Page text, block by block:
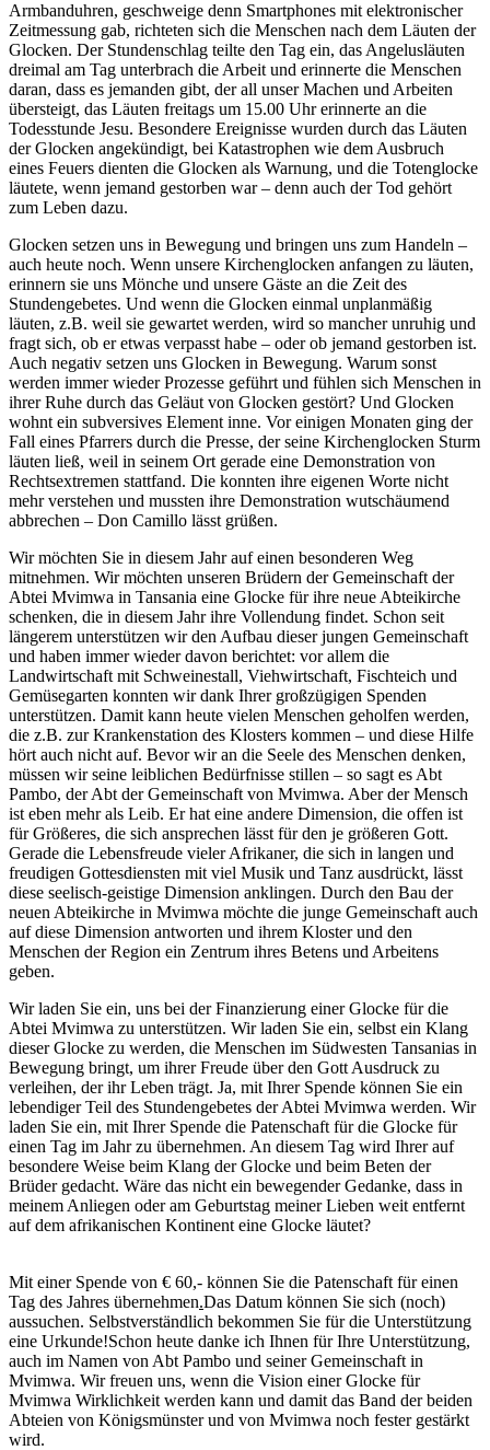
Armbanduhren, geschweige denn Smartphones mit elektronischer
Zeitmessung gab, richteten sich die Menschen nach dem Läuten der
Glocken. Der Stundenschlag teilte den Tag ein, das Angelusläuten
dreimal am Tag unterbrach die Arbeit und erinnerte die Menschen
daran, dass es jemanden gibt, der all unser Machen und Arbeiten
übersteigt, das Läuten freitags um 15.00 Uhr erinnerte an die
Todesstunde Jesu. Besondere Ereignisse wurden durch das Läuten
der Glocken angekündigt, bei Katastrophen wie dem Ausbruch
eines Feuers dienten die Glocken als Warnung, und die Totenglocke
läutete, wenn jemand gestorben war – denn auch der Tod gehört
zum Leben dazu.
Glocken setzen uns in Bewegung und bringen uns zum Handeln –
auch heute noch. Wenn unsere Kirchenglocken anfangen zu läuten,
erinnern sie uns Mönche und unsere Gäste an die Zeit des
Stundengebetes. Und wenn die Glocken einmal unplanmäßig
läuten, z.B. weil sie gewartet werden, wird so mancher unruhig und
fragt sich, ob er etwas verpasst habe – oder ob jemand gestorben ist.
Auch negativ setzen uns Glocken in Bewegung. Warum sonst
werden immer wieder Prozesse geführt und fühlen sich Menschen in
ihrer Ruhe durch das Geläut von Glocken gestört? Und Glocken
wohnt ein subversives Element inne. Vor einigen Monaten ging der
Fall eines Pfarrers durch die Presse, der seine Kirchenglocken Sturm
läuten ließ, weil in seinem Ort gerade eine Demonstration von
Rechtsextremen stattfand. Die konnten ihre eigenen Worte nicht
mehr verstehen und mussten ihre Demonstration wutschäumend
abbrechen – Don Camillo lässt grüßen.
Wir möchten Sie in diesem Jahr auf einen besonderen Weg
mitnehmen. Wir möchten unseren Brüdern der Gemeinschaft der
Abtei Mvimwa in Tansania eine Glocke für ihre neue Abteikirche
schenken, die in diesem Jahr ihre Vollendung findet. Schon seit
längerem unterstützen wir den Aufbau dieser jungen Gemeinschaft
und haben immer wieder davon berichtet: vor allem die
Landwirtschaft mit Schweinestall, Viehwirtschaft, Fischteich und
Gemüsegarten konnten wir dank Ihrer großzügigen Spenden
unterstützen. Damit kann heute vielen Menschen geholfen werden,
die z.B. zur Krankenstation des Klosters kommen – und diese Hilfe
hört auch nicht auf. Bevor wir an die Seele des Menschen denken,
müssen wir seine leiblichen Bedürfnisse stillen – so sagt es Abt
Pambo, der Abt der Gemeinschaft von Mvimwa. Aber der Mensch
ist eben mehr als Leib. Er hat eine andere Dimension, die offen ist
für Größeres, die sich ansprechen lässt für den je größeren Gott.
Gerade die Lebensfreude vieler Afrikaner, die sich in langen und
freudigen Gottesdiensten mit viel Musik und Tanz ausdrückt, lässt
diese seelisch-geistige Dimension anklingen. Durch den Bau der
neuen Abteikirche in Mvimwa möchte die junge Gemeinschaft auch
auf diese Dimension antworten und ihrem Kloster und den
Menschen der Region ein Zentrum ihres Betens und Arbeitens
geben.
Wir laden Sie ein, uns bei der Finanzierung einer Glocke für die
Abtei Mvimwa zu unterstützen. Wir laden Sie ein, selbst ein Klang
dieser Glocke zu werden, die Menschen im Südwesten Tansanias in
Bewegung bringt, um ihrer Freude über den Gott Ausdruck zu
verleihen, der ihr Leben trägt. Ja, mit Ihrer Spende können Sie ein
lebendiger Teil des Stundengebetes der Abtei Mvimwa werden. Wir
laden Sie ein, mit Ihrer Spende die Patenschaft für die Glocke für
einen Tag im Jahr zu übernehmen. An diesem Tag wird Ihrer auf
besondere Weise beim Klang der Glocke und beim Beten der
Brüder gedacht. Wäre das nicht ein bewegender Gedanke, dass in
meinem Anliegen oder am Geburtstag meiner Lieben weit entfernt
auf dem afrikanischen Kontinent eine Glocke läutet?
Mit einer Spende von € 60,- können Sie die Patenschaft für einen
Tag des Jahres übernehmen.Das Datum können Sie sich (noch)
aussuchen. Selbstverständlich bekommen Sie für die Unterstützung
eine Urkunde!Schon heute danke ich Ihnen für Ihre Unterstützung,
auch im Namen von Abt Pambo und seiner Gemeinschaft in
Mvimwa. Wir freuen uns, wenn die Vision einer Glocke für
Mvimwa Wirklichkeit werden kann und damit das Band der beiden
Abteien von Königsmünster und von Mvimwa noch fester gestärkt
wird.